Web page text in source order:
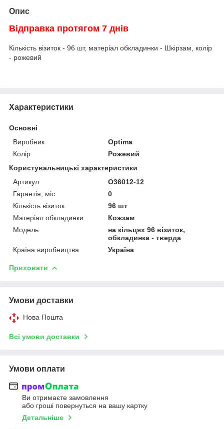
Опис
Відправка протягом 7 днів
Кількість візиток - 96 шт, матеріал обкладинки - Шкірзам, колір
- рожевий
Характеристики
Основні
Виробник
Optima
Колір
Рожевий
Користувальницькі характеристики
Артикул
O36012-12
Гарантія, міс
0
Кількість візиток
96 шт
Матеріал обкладинки
Кожзам
Мoдель
на кільцях 96 візиток,
обкладинка - тверда
Країна виробництва
Україна
Приховати
Умови доставки
Нова Пошта
Всі умови доставки
Умови оплати
Ви отримаєте замовлення
або гроші повернуться на вашу картку
Детальніше